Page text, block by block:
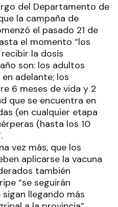
del Departamento de
la campaña de
el pasado 21 de
el momento “los
la dosis
son: los adultos
adelante; los
6 meses de vida y 2
que se encuentra en
(en cualquier etapa
(hasta los 10
vez más, que los
aplicarse la vacuna
también
“se seguirán
llegando más